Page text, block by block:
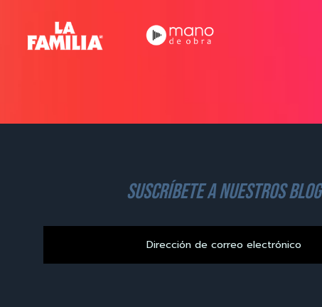
suscríbete a nuestros blog